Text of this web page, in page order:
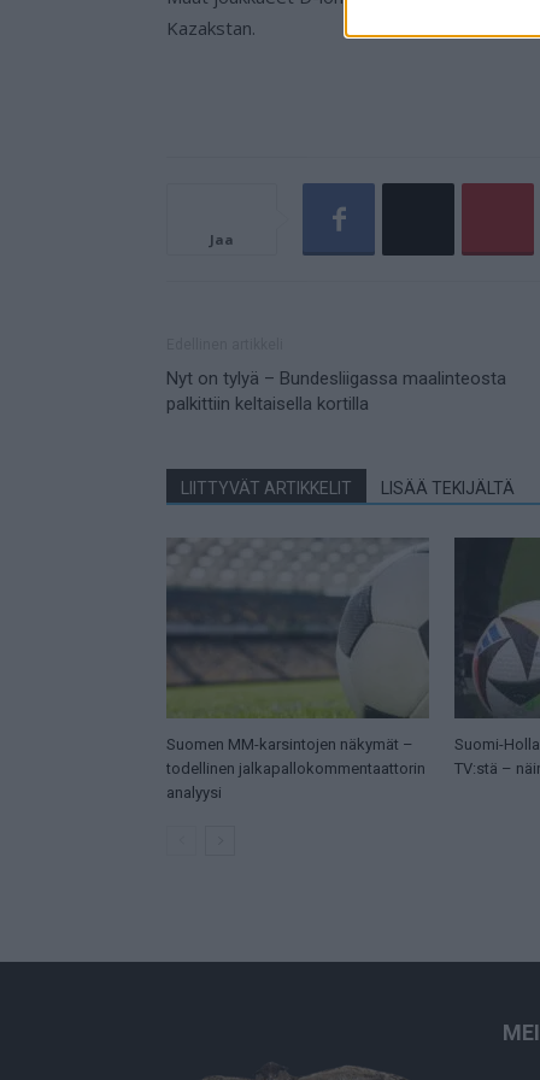
Kazakstan.
Jaa
Nyt on tylyä – Bundesliigassa maalinteosta
palkittiin keltaisella kortilla
LIITTYVÄT ARTIKKELIT LISÄÄ TEKIJÄLTÄ
Suomen MM-karsintojen näkymät –
todellinen jalkapallokommentaattorin
analyysi
Suomi-
TV:stä –